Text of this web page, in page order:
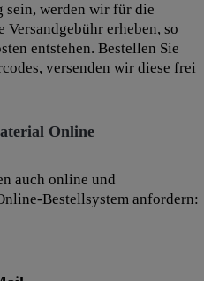
werden wir für die
erheben, so
entstehen. Bestellen Sie
versenden wir diese frei
Online
auch online und
Bestellsystem anfordern: